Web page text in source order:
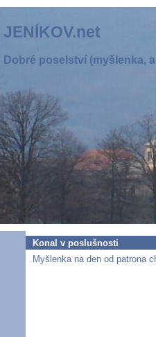
JENÍKOV.net
Dobré poselství (myšlenka,
Konal v poslušnosti
Myšlenka na den od patrona